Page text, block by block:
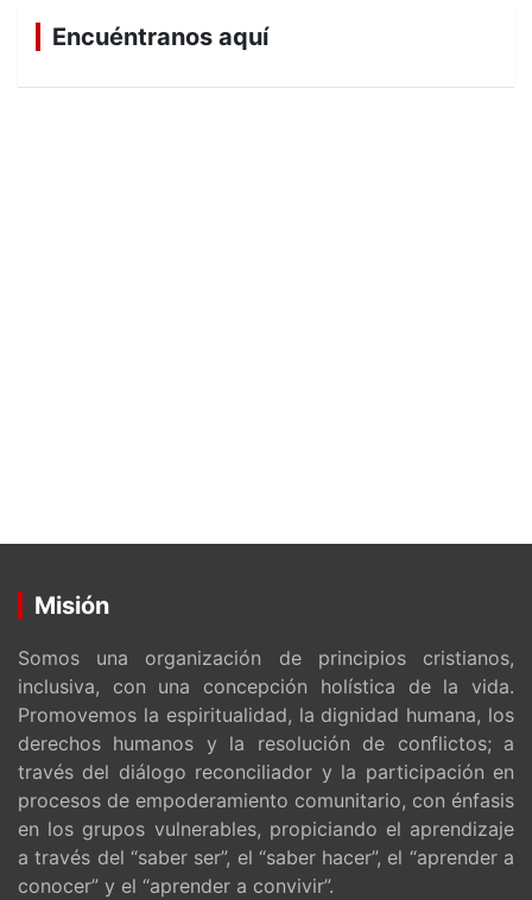
Encuéntranos aquí
Misión
Somos una organización de principios cristianos,
inclusiva, con una concepción holística de la vida.
Promovemos la espiritualidad, la dignidad humana, los
derechos humanos y la resolución de conflictos; a
través del diálogo reconciliador y la participación en
procesos de empoderamiento comunitario, con énfasis
en los grupos vulnerables, propiciando el aprendizaje
a través del “saber ser”, el “saber hacer”, el “aprender a
conocer” y el “aprender a convivir”.